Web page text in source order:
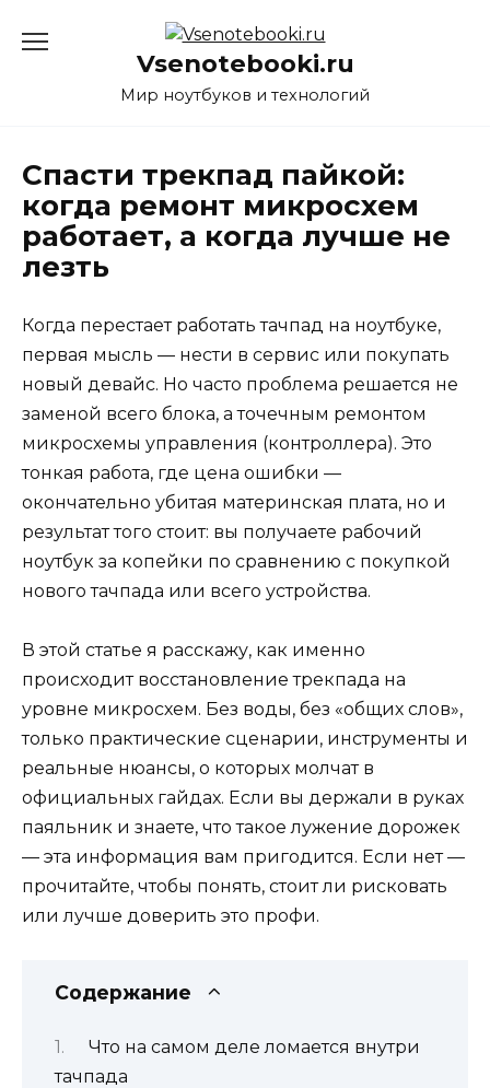
Vsenotebooki.ru
Мир ноутбуков и технологий
Спасти трекпад пайкой:
когда ремонт микросхем
работает, а когда лучше не
лезть
Когда перестает работать тачпад на ноутбуке,
первая мысль — нести в сервис или покупать
новый девайс. Но часто проблема решается не
заменой всего блока, а точечным ремонтом
микросхемы управления (контроллера). Это
тонкая работа, где цена ошибки —
окончательно убитая материнская плата, но и
результат того стоит: вы получаете рабочий
ноутбук за копейки по сравнению с покупкой
нового тачпада или всего устройства.
В этой статье я расскажу, как именно
происходит восстановление трекпада на
уровне микросхем. Без воды, без «общих слов»,
только практические сценарии, инструменты и
реальные нюансы, о которых молчат в
официальных гайдах. Если вы держали в руках
паяльник и знаете, что такое лужение дорожек
— эта информация вам пригодится. Если нет —
прочитайте, чтобы понять, стоит ли рисковать
или лучше доверить это профи.
Содержание
Что на самом деле ломается внутри
тачпада